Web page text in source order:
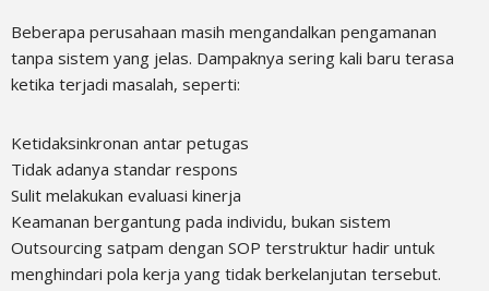
Beberapa perusahaan masih mengandalkan pengamanan
tanpa sistem yang jelas. Dampaknya sering kali baru terasa
ketika terjadi masalah, seperti:
Ketidaksinkronan antar petugas
Tidak adanya standar respons
Sulit melakukan evaluasi kinerja
Keamanan bergantung pada individu, bukan sistem
Outsourcing satpam dengan SOP terstruktur hadir untuk
menghindari pola kerja yang tidak berkelanjutan tersebut.